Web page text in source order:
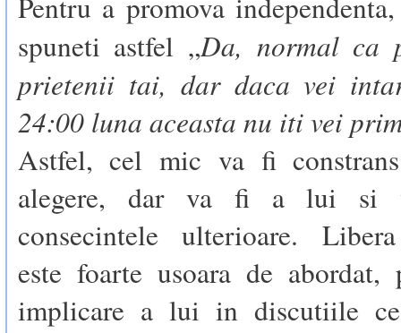
spuneti astfel „Da, normal ca
prietenii tai, dar daca vei
24:00 luna aceasta nu iti vei
Astfel, cel mic va fi
alegere, dar va fi a lui si
consecintele ulterioare.
este foarte usoara de abordat,
implicare a lui in discutiile